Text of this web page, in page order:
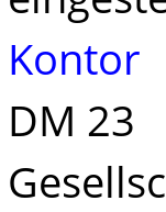
Kontor
DM 23